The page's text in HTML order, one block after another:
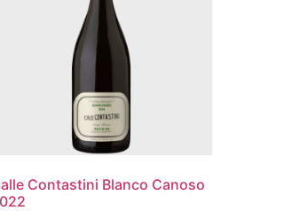
Contastini Blanco Canoso